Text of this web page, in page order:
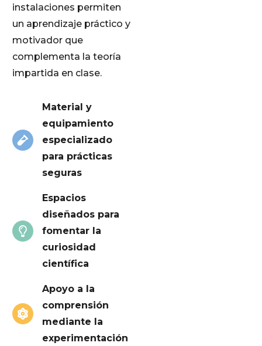
instalaciones permiten
un aprendizaje práctico y
motivador que
complementa la teoría
impartida en clase.
Material y
equipamiento
especializado
para prácticas
seguras
Espacios
diseñados para
fomentar la
curiosidad
científica
Apoyo a la
comprensión
mediante la
experimentación